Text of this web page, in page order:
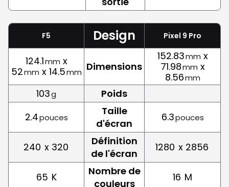
F5 Design Pixel 9 Pro
124.1mm x
52mm x 14.5mm Dimensions
152.83mm x
71.98mm x
8.56mm
103g
Poids
2.4pouces
Taille
d'écran
6.3pouces
240 x 320
Définition
de l'écran
1280 x 2856
65 K
Nombre de
couleurs
16 M